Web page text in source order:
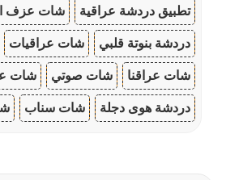
تطبيق دردشة عراقية شات عزف
دردشة بنوتة قلبي شات عراقيات
شات عراقنا شات صوتي شات
دردشة هوى دجلة شات سناب